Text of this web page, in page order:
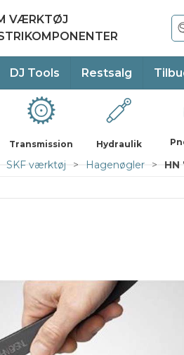
VÆRKTØJ
DJ Tools Restsalg
Transmission Hydraulik
SKF værktøj Hagenøgler HN